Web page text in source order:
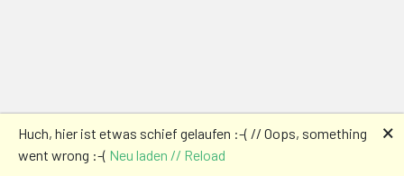
Huch, hier ist etwas schief gelaufen :-( // Oops, something
went wrong :-( Neu laden // Reload
🗙